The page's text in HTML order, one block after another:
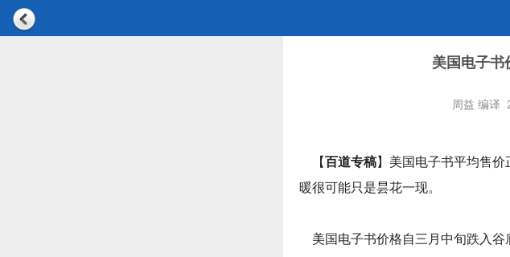
美国电子书
周益 编译
【百道专稿】美国电子书平均售
暖很可能只是昙花一现。
美国电子书价格自三月中旬跌入谷